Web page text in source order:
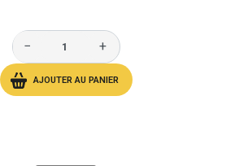
− +
AJOUTER AU PANIER